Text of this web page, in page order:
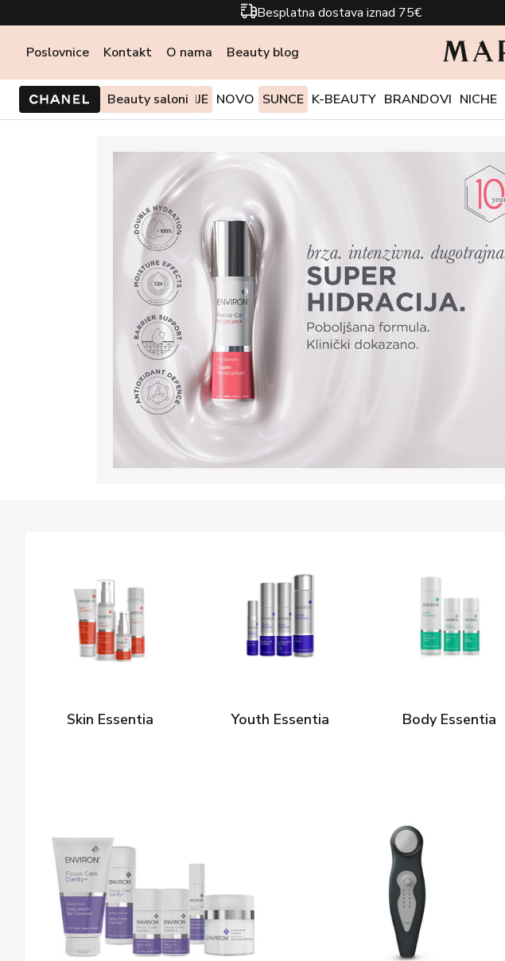
Besplatna dostava iznad 75€
Poslovnice Kontakt O nama Beauty blog
Beauty saloni
PONUDE I AKCIJE NOVO SUNCE K-BEAUTY BRANDOVI NICHE
Skin Essentia Youth Essentia Body Essentia